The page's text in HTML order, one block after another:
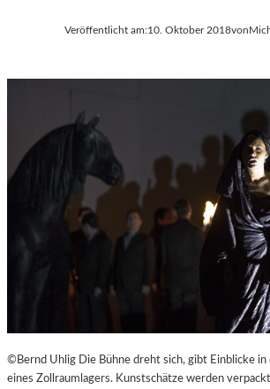
Veröffentlicht am:10. Oktober 2018von
©Bernd Uhlig Die Bühne dreht sich, gibt Einblicke in
eines Zollraumlagers. Kunstschätze werden